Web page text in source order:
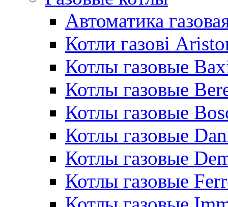
Автоматика
Котли газові
Котлы газовые
Котлы газовые
Котлы газовые
Котлы газовые
Котлы газовые
Котлы газовые